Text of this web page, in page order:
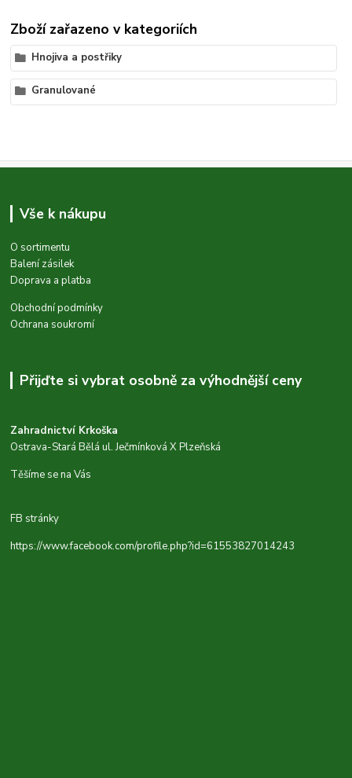
Zboží zařazeno v kategoriích
Hnojiva a postřiky
Granulované
Vše k nákupu
O sortimentu
Balení zásilek
Doprava a platba
Obchodní podmínky
Ochrana soukromí
Přijďte si vybrat osobně za výhodnější ceny
Zahradnictví Krkoška
Ostrava-Stará Bělá ul. Ječmínková X Plzeňská
Těšíme se na Vás
FB stránky
https://www.facebook.com/profile.php?id=61553827014243